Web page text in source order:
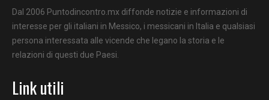
Dal 2006 Puntodincontro.mx diffonde notizie e informazioni di
interesse per gli italiani in Messico, i messicani in Italia e qualsiasi
persona interessata alle vicende che legano la storia e le
relazioni di questi due Paesi.
Link utili